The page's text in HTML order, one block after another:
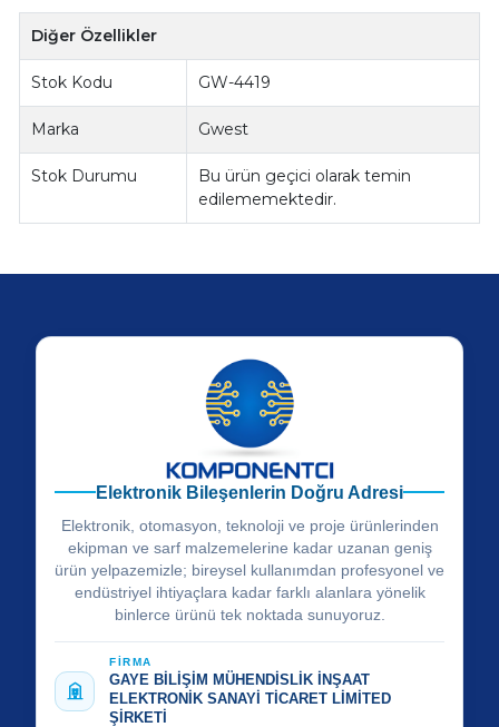
Diğer Özellikler
Stok Kodu GW-4419
Marka Gwest
Stok Durumu
Bu ürün geçici olarak temin
edilememektedir.
Elektronik Bileşenlerin Doğru Adresi
Elektronik, otomasyon, teknoloji ve proje ürünlerinden
ekipman ve sarf malzemelerine kadar uzanan geniş
ürün yelpazemizle; bireysel kullanımdan profesyonel ve
endüstriyel ihtiyaçlara kadar farklı alanlara yönelik
binlerce ürünü tek noktada sunuyoruz.
FİRMA
GAYE BİLİŞİM MÜHENDİSLİK İNŞAAT
ELEKTRONİK SANAYİ TİCARET LİMİTED
ŞİRKETİ